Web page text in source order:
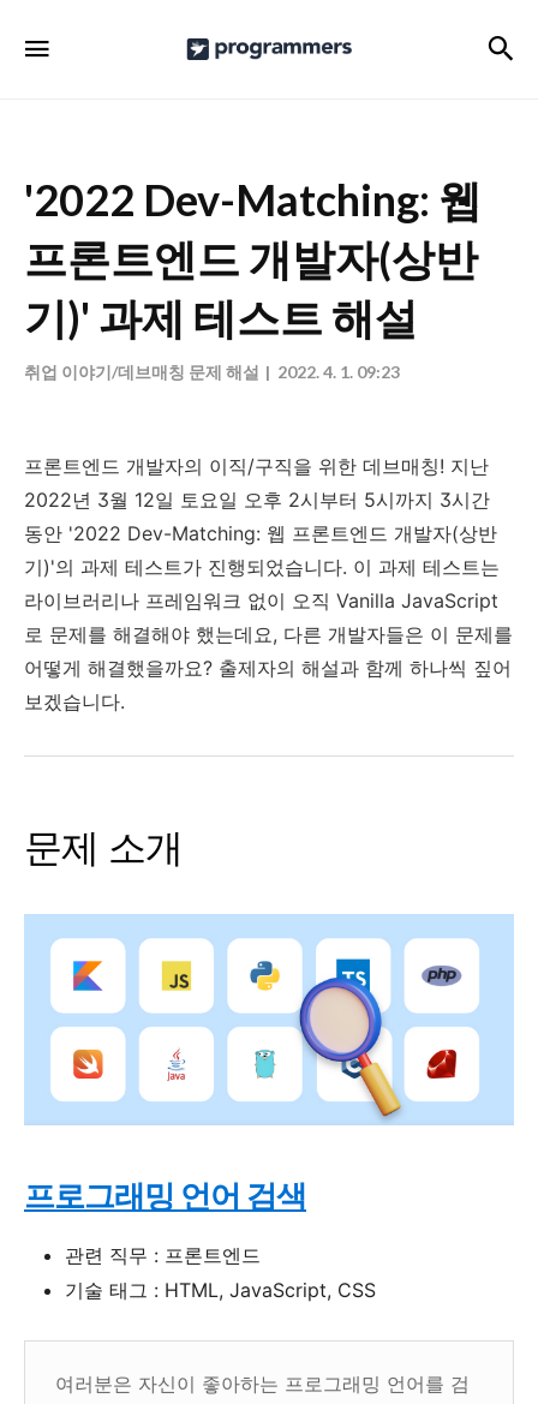
로
머
스
공
식
블
로
'2022 Dev-Matching: 웹
프론트엔드 개발자(상반
기)' 과제 테스트 해설
취업 이야기/데브매칭 문제 해설 2022. 4. 1. 09:23
프론트엔드 개발자의 이직/구직을 위한 데브매칭! 지난
2022년 3월 12일 토요일 오후 2시부터 5시까지 3시간
동안 '2022 Dev-Matching: 웹 프론트엔드 개발자(상반
기)'의 과제 테스트가 진행되었습니다. 이 과제 테스트는
라이브러리나 프레임워크 없이 오직 Vanilla JavaScript
로 문제를 해결해야 했는데요, 다른 개발자들은 이 문제를
어떻게 해결했을까요? 출제자의 해설과 함께 하나씩 짚어
보겠습니다.
문제 소개
프로그래밍 언어 검색
관련 직무 : 프론트엔드
기술 태그 : HTML, JavaScript, CSS
여러분은 자신이 좋아하는 프로그래밍 언어를 검